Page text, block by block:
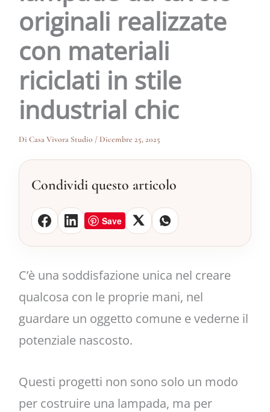
originali realizzate
con materiali
riciclati in stile
industrial chic
Di Casa Vivora Studio/ Dicembre 25, 2025
Condividi questo articolo
Save
C’è una soddisfazione unica nel creare
qualcosa con le proprie mani, nel
guardare un oggetto comune e vederne il
potenziale nascosto.
Questi progetti non sono solo un modo
per costruire una lampada, ma per